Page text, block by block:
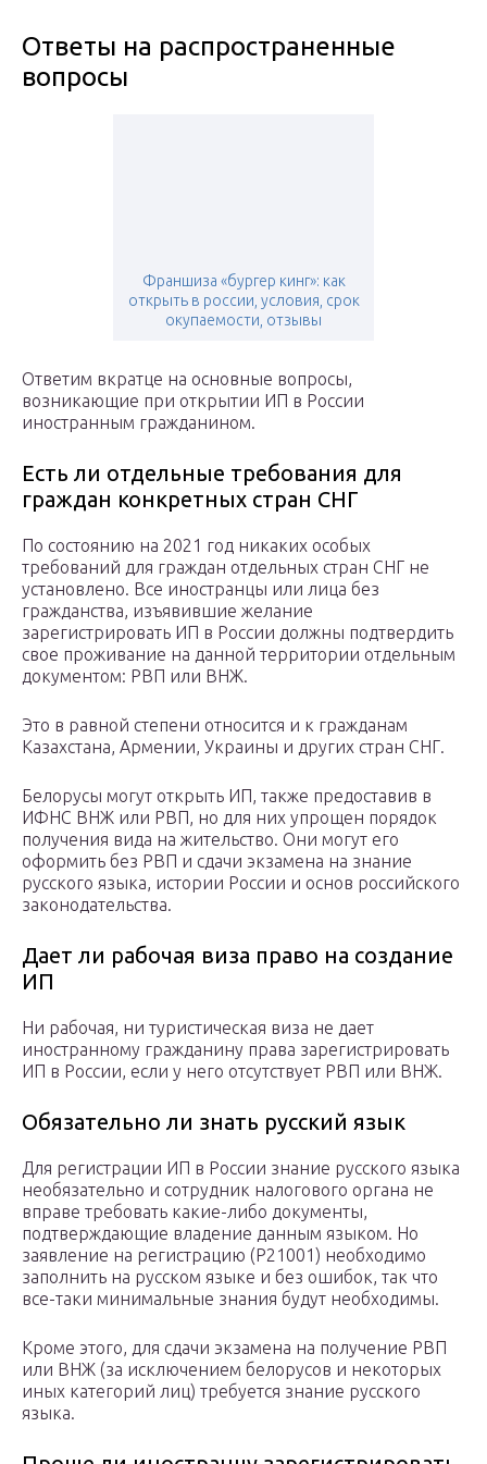
Ответы на распространенные
вопросы
Франшиза «бургер кинг»: как
открыть в россии, условия, срок
окупаемости, отзывы
Ответим вкратце на основные вопросы,
возникающие при открытии ИП в России
иностранным гражданином.
Есть ли отдельные требования для
граждан конкретных стран СНГ
По состоянию на 2021 год никаких особых
требований для граждан отдельных стран СНГ не
установлено. Все иностранцы или лица без
гражданства, изъявившие желание
зарегистрировать ИП в России должны подтвердить
свое проживание на данной территории отдельным
документом: РВП или ВНЖ.
Это в равной степени относится и к гражданам
Казахстана, Армении, Украины и других стран СНГ.
Белорусы могут открыть ИП, также предоставив в
ИФНС ВНЖ или РВП, но для них упрощен порядок
получения вида на жительство. Они могут его
оформить без РВП и сдачи экзамена на знание
русского языка, истории России и основ российского
законодательства.
Дает ли рабочая виза право на создание
ИП
Ни рабочая, ни туристическая виза не дает
иностранному гражданину права зарегистрировать
ИП в России, если у него отсутствует РВП или ВНЖ.
Обязательно ли знать русский язык
Для регистрации ИП в России знание русского языка
необязательно и сотрудник налогового органа не
вправе требовать какие-либо документы,
подтверждающие владение данным языком. Но
заявление на регистрацию (Р21001) необходимо
заполнить на русском языке и без ошибок, так что
все-таки минимальные знания будут необходимы.
Кроме этого, для сдачи экзамена на получение РВП
или ВНЖ (за исключением белорусов и некоторых
иных категорий лиц) требуется знание русского
языка.